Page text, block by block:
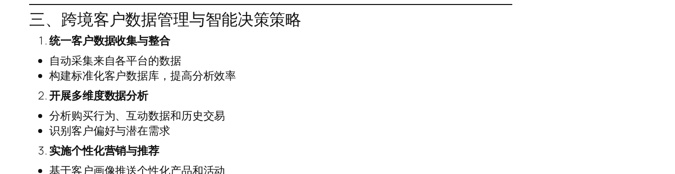
三、跨境客户数据管理与智能决策策略
统一客户数据收集与整合
自动采集来自各平台的数据
构建标准化客户数据库，提高分析效率
开展多维度数据分析
分析购买行为、互动数据和历史交易
识别客户偏好与潜在需求
实施个性化营销与推荐
基于客户画像推送个性化产品和活动